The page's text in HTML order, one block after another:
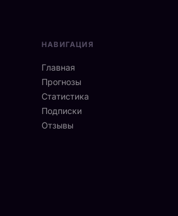
НАВИГАЦИЯ
Главная
Прогнозы
Статистика
Подписки
Отзывы